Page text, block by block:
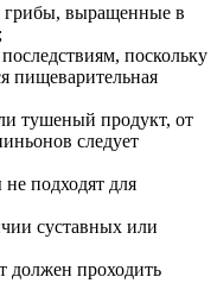
грибы, выращенные в
поскольку
пищеварительная
тушеный продукт, от
следует
подходят для
суставных или
должен проходить